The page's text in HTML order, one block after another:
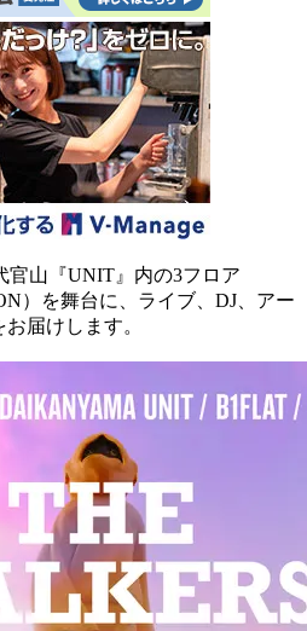
官山『UNIT』内の3フロア
）を舞台に、ライブ、DJ、アー
届けします。